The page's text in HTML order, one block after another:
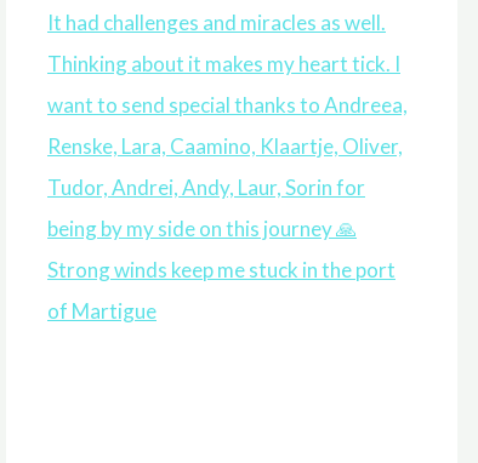
Strong winds keep me stuck in the port
of Martigue